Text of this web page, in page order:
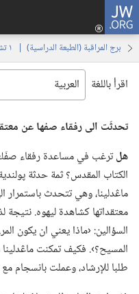
JW.ORG
برج المراقبة (‏الطبعة الدراسية)‏ | ‏‎ ١‏ ‏‎تشرين١/أكتوبر‏ ‎٢٠٠٤
اقرأ باللغة
تحدثَت الى رفقاء صفها عن
هلترغب في مساعدة رفقاء صفّك
الكتاب المقدس؟‏ ثمة حدثة
ماڠدلينا،‏ وهي تتحدث باستمرار
معتقداتها كشاهدة ليهوه.‏ نتيجة
السؤالين:‏ ‹ماذا يعني ان يكون
المسيح؟‏›.‏ فكيف تمكنت
طلبا للإرشاد،‏ وعملت بانسجام